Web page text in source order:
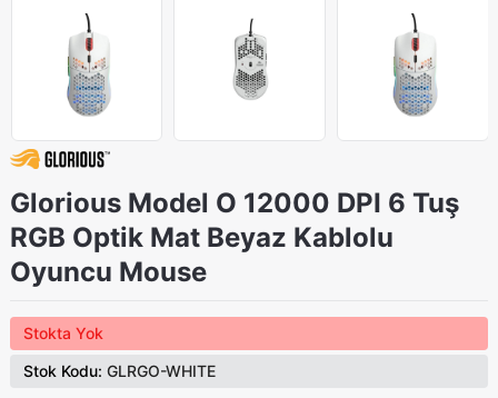
Glorious Model O 12000 DPI 6 Tuş
RGB Optik Mat Beyaz Kablolu
Oyuncu Mouse
Stokta Yok
Stok Kodu: GLRGO-WHITE